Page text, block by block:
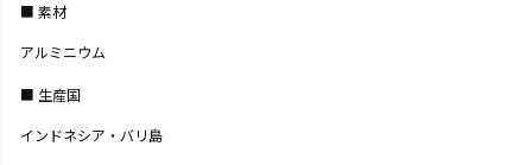
素材
アルミニウム
生産国
インドネシア・バリ島